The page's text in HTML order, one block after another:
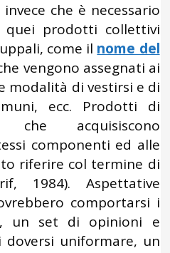
che è necessario
prodotti collettivi
come il nome del
vengono assegnati ai
modalità di vestirsi e di
ecc. Prodotti di
che acquisiscono
componenti ed alle
riferire col termine di
1984). Aspettative
comportarsi i
un set di opinioni e
uniformare, un